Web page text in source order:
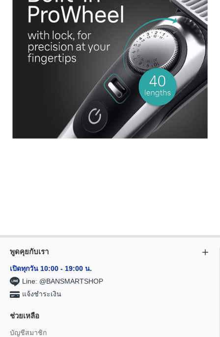
พูดคุยกับเรา
เปิดทุกวัน 10:00 - 19:00 น.
Line: @BANSMARTSHOP
แจ้งชำระเงิน
ช่วยเหลือ
บัญชีสมาชิก